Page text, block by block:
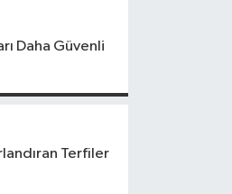
Daha Güvenli
Terfiler